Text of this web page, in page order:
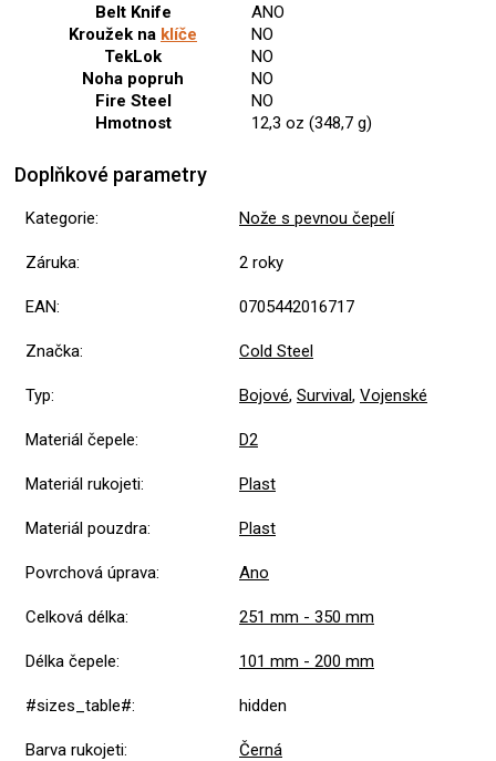
Belt Knife
ANO
Kroužek na klíče
NO
TekLok
NO
Noha popruh
NO
Fire Steel
NO
Hmotnost
12,3 oz (348,7 g)
Doplňkové parametry
Kategorie: Nože s pevnou čepelí
Záruka: 2 roky
EAN: 0705442016717
Značka: Cold Steel
Typ: Bojové, Survival, Vojenské
Materiál čepele: D2
Materiál rukojeti: Plast
Materiál pouzdra: Plast
Povrchová úprava: Ano
Celková délka: 251 mm - 350 mm
Délka čepele: 101 mm - 200 mm
#sizes_table#: hidden
Barva rukojeti: Černá